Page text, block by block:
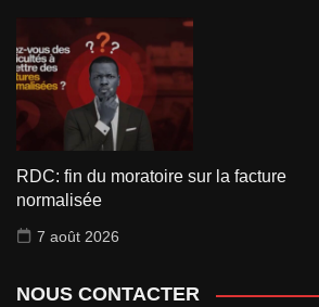
RDC: fin du moratoire sur la facture
normalisée
7 août 2026
NOUS CONTACTER